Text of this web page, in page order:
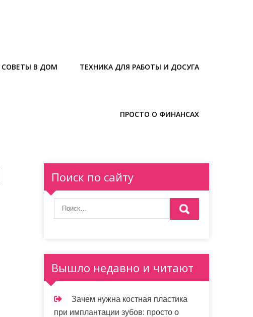
СОВЕТЫ В ДОМ ТЕХНИКА ДЛЯ РАБОТЫ И ДОСУГА
ПРОСТО О ФИНАНСАХ
Поиск по сайту
Вышло недавно и читают
Зачем нужна костная пластика
при имплантации зубов: просто о